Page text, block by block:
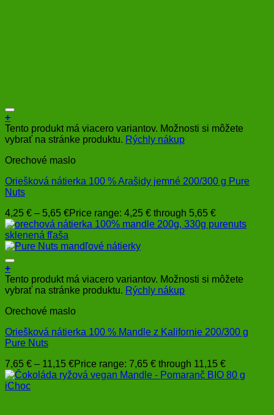
+
Tento produkt má viacero variantov. Možnosti si môžete
vybrať na stránke produktu. Rýchly nákup
Orechové maslo
Oriešková nátierka 100 % Arašidy jemné 200/300 g Pure
Nuts
4,25 € – 5,65 €Price range: 4,25 € through 5,65 €
+
Tento produkt má viacero variantov. Možnosti si môžete
vybrať na stránke produktu. Rýchly nákup
Orechové maslo
Oriešková nátierka 100 % Mandle z Kalifornie 200/300 g
Pure Nuts
7,65 € – 11,15 €Price range: 7,65 € through 11,15 €